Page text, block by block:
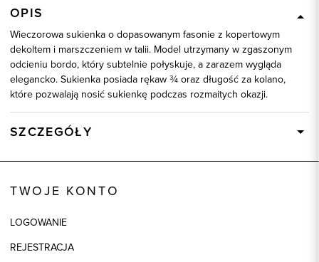
OPIS
Wieczorowa sukienka o dopasowanym fasonie z kopertowym
dekoltem i marszczeniem w talii. Model utrzymany w zgaszonym
odcieniu bordo, który subtelnie połyskuje, a zarazem wygląda
elegancko. Sukienka posiada rękaw ¾ oraz długość za kolano,
które pozwalają nosić sukienkę podczas rozmaitych okazji.
SZCZEGÓŁY
Skład tkaniny
Składy podszewek
TWOJE KONTO
LOGOWANIE
REJESTRACJA